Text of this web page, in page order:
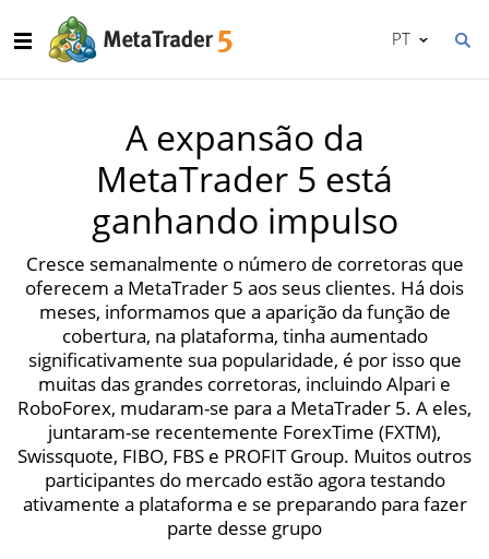
PT
A expansão da
MetaTrader 5 está
ganhando impulso
Cresce semanalmente o número de corretoras que
oferecem a MetaTrader 5 aos seus clientes. Há dois
meses, informamos que a aparição da função de
cobertura, na plataforma, tinha aumentado
significativamente sua popularidade, é por isso que
muitas das grandes corretoras, incluindo Alpari e
RoboForex, mudaram-se para a MetaTrader 5. A eles,
juntaram-se recentemente ForexTime (FXTM),
Swissquote, FIBO, FBS e PROFIT Group. Muitos outros
participantes do mercado estão agora testando
ativamente a plataforma e se preparando para fazer
parte desse grupo